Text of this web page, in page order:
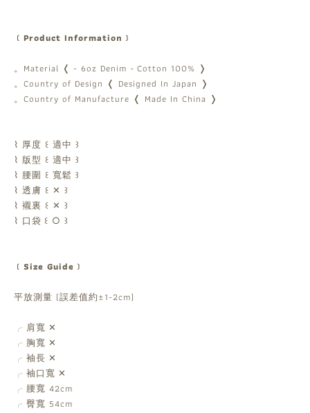
﹝Product Information﹞
。Material ❬ - 6oz Denim - Cotton 100% ❭
。Country of Design ❬ Designed In Japan ❭
。Country of Manufacture ❬ Made In China ❭
⌇ 厚度 ꒰ 適中 ꒱
⌇ 版型 ꒰ 適中 ꒱
⌇ 腰圍 ꒰ 寬鬆 ꒱
⌇ 透膚 ꒰ ✕ ꒱
⌇ 襯裏 ꒰ ✕ ꒱
⌇ 口袋 ꒰ ○ ꒱
﹝Size Guide﹞
平放測量 (誤差值約±1-2cm)
╭ 肩寬 ✕
╭ 胸寬 ✕
╭ 袖長 ✕
╭ 袖口寬 ✕
╭ 腰寬 42cm
╭ 臀寬 54cm